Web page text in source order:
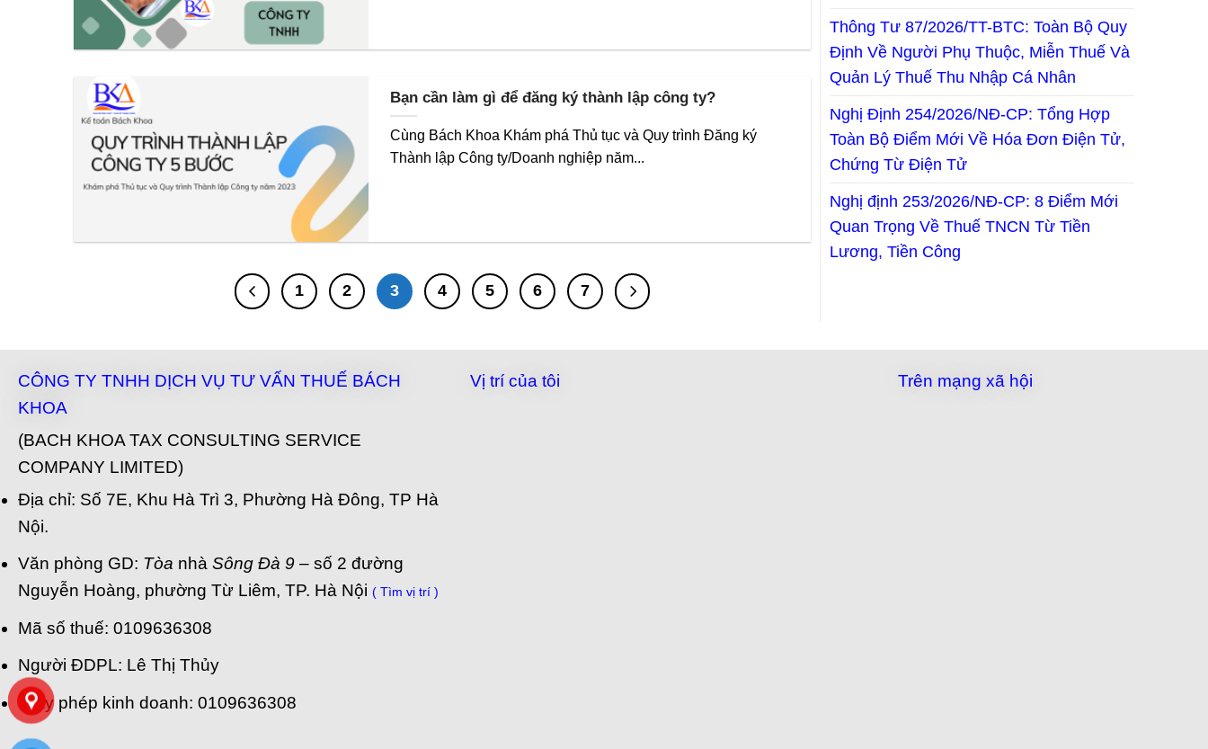
Bạn cần làm gì để đăng ký thành lập công ty?
Cùng Bách Khoa Khám phá Thủ tục và Quy trình Đăng ký
Thành lập Công ty/Doanh nghiệp năm...
1 2 3 4 5 6 7
Thông Tư 87/2026/TT-BTC: Toàn Bộ Quy
Định Về Người Phụ Thuộc, Miễn Thuế Và
Quản Lý Thuế Thu Nhập Cá Nhân
Nghị Định 254/2026/NĐ-CP: Tổng Hợp
Toàn Bộ Điểm Mới Về Hóa Đơn Điện Tử,
Chứng Từ Điện Tử
Nghị định 253/2026/NĐ-CP: 8 Điểm Mới
Quan Trọng Về Thuế TNCN Từ Tiền
Lương, Tiền Công
CÔNG TY TNHH DỊCH VỤ TƯ VẤN THUẾ BÁCH
KHOA
(BACH KHOA TAX CONSULTING SERVICE
COMPANY LIMITED)
Địa chỉ: Số 7E, Khu Hà Trì 3, Phường Hà Đông, TP Hà
Nội.
Văn phòng GD: Tòa nhà Sông Đà 9 – số 2 đường
Nguyễn Hoàng, phường Từ Liêm, TP. Hà Nội ( Tìm vị trí )
Mã số thuế: 0109636308
Người ĐDPL: Lê Thị Thủy
Giấy phép kinh doanh: 0109636308
Vị trí của tôi Trên mạng xã hội